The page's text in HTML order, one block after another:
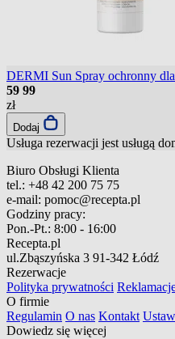
DERMI Sun Spray ochronny
59 99
zł
Dodaj
Usługa rezerwacji jest usługą
Biuro Obsługi Klienta
tel.: +48 42 200 75 75
e-mail: pomoc@recepta.pl
Godziny pracy:
Pon.-Pt.: 8:00 - 16:00
Recepta.pl
ul.Zbąszyńska 3 91-342 Łódź
Rezerwacje
Polityka prywatności
O firmie
Regulamin O nas Kontakt
Dowiedz się więcej